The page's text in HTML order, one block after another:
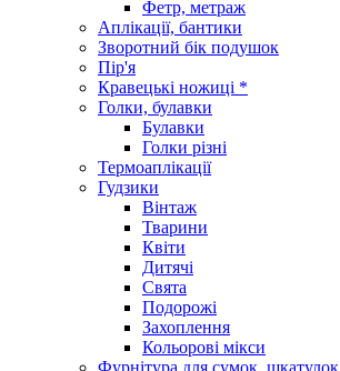
Фетр, метраж
Аплікації, бантики
Зворотний бік подушок
Пір'я
Кравецькі ножиці *
Голки, булавки
Булавки
Голки різні
Термоаплікації
Гудзики
Вінтаж
Тварини
Квіти
Дитячі
Свята
Подорожі
Захоплення
Кольорові мікси
Фурнітура для сумок, шкатулок